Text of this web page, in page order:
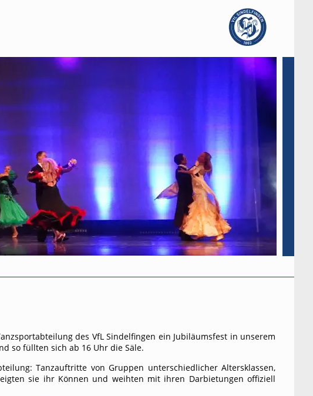
des VfL Sindelfingen ein Jubiläumsfest in unserem
so füllten sich ab 16 Uhr die Säle.
Tanzauftritte von Gruppen unterschiedlicher Altersklassen,
sie ihr Können und weihten mit ihren Darbietungen offiziell